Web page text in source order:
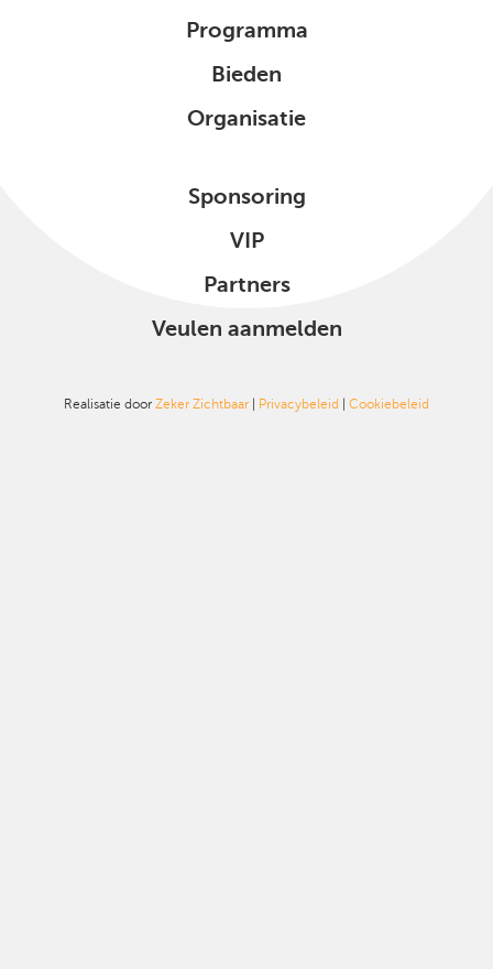
Programma
Bieden
Organisatie
Sponsoring
VIP
Partners
Veulen aanmelden
Realisatie door Zeker Zichtbaar | Privacybeleid | Cookiebeleid